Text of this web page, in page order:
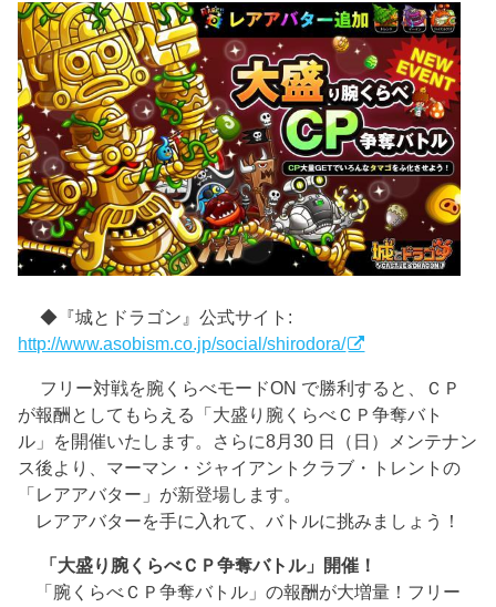
◆『城とドラゴン』公式サイト:
http://www.asobism.co.jp/social/shirodora/
フリー対戦を腕くらべモードON で勝利すると、ＣＰ
が報酬としてもらえる「大盛り腕くらべＣＰ争奪バト
ル」を開催いたします。さらに8月30 日（日）メンテナン
ス後より、マーマン・ジャイアントクラブ・トレントの
「レアアバター」が新登場します。
レアアバターを手に入れて、バトルに挑みましょう！
「大盛り腕くらべＣＰ争奪バトル」開催！
「腕くらべＣＰ争奪バトル」の報酬が大増量！フリー